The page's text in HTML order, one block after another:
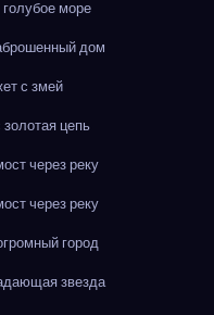
море
дом
с змей
цепь
через реку
через реку
город
звезда